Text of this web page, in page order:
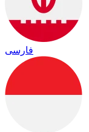
فارسی